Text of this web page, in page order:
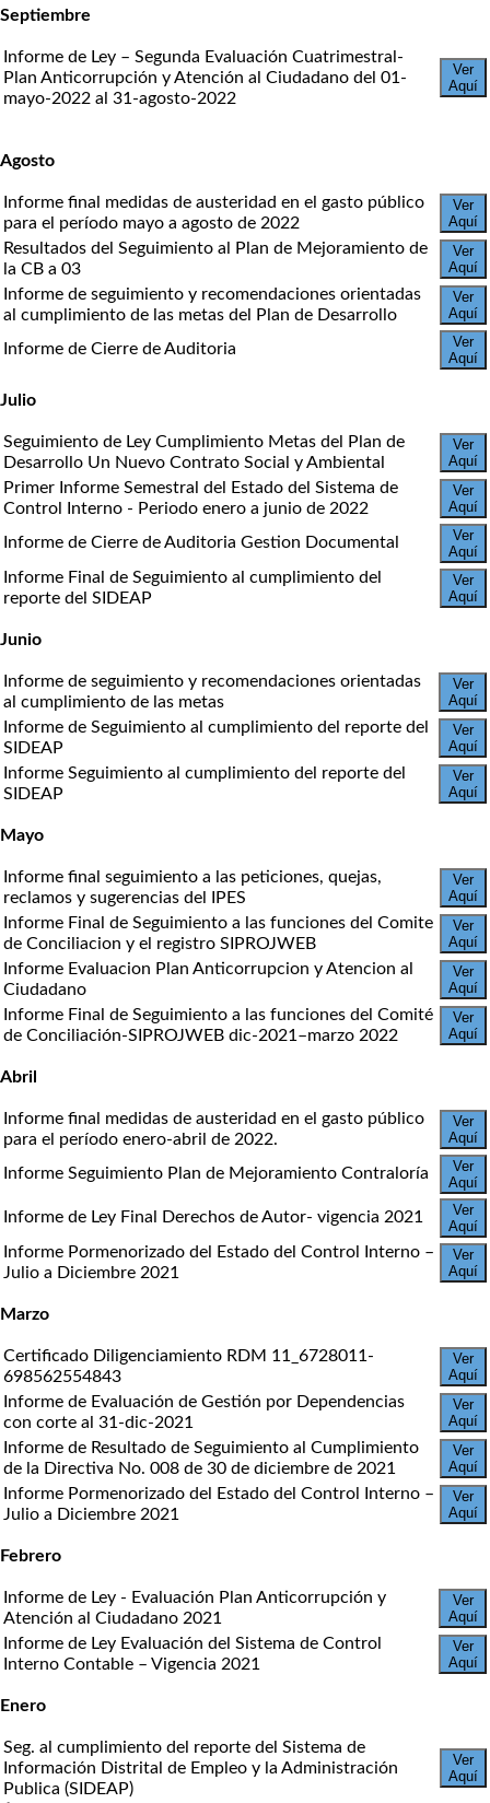
Septiembre
Informe de Ley – Segunda Evaluación Cuatrimestral-
Plan Anticorrupción y Atención al Ciudadano del 01-
mayo-2022 al 31-agosto-2022
Ver
Aquí
Agosto
Informe final medidas de austeridad en el gasto público
para el período mayo a agosto de 2022
Ver
Aquí
Resultados del Seguimiento al Plan de Mejoramiento de
la CB a 03
Ver
Aquí
Informe de seguimiento y recomendaciones orientadas
al cumplimiento de las metas del Plan de Desarrollo
Ver
Aquí
Informe de Cierre de Auditoria
Ver
Aquí
Julio
Seguimiento de Ley Cumplimiento Metas del Plan de
Desarrollo Un Nuevo Contrato Social y Ambiental
Ver
Aquí
Primer Informe Semestral del Estado del Sistema de
Control Interno - Periodo enero a junio de 2022
Ver
Aquí
Informe de Cierre de Auditoria Gestion Documental
Ver
Aquí
Informe Final de Seguimiento al cumplimiento del
reporte del SIDEAP
Ver
Aquí
Junio
Informe de seguimiento y recomendaciones orientadas
al cumplimiento de las metas
Ver
Aquí
Informe de Seguimiento al cumplimiento del reporte del
SIDEAP
Ver
Aquí
Informe Seguimiento al cumplimiento del reporte del
SIDEAP
Ver
Aquí
Mayo
Informe final seguimiento a las peticiones, quejas,
reclamos y sugerencias del IPES
Ver
Aquí
Informe Final de Seguimiento a las funciones del Comite
de Conciliacion y el registro SIPROJWEB
Ver
Aquí
Informe Evaluacion Plan Anticorrupcion y Atencion al
Ciudadano
Ver
Aquí
Informe Final de Seguimiento a las funciones del Comité
de Conciliación-SIPROJWEB dic-2021–marzo 2022
Ver
Aquí
Abril
Informe final medidas de austeridad en el gasto público
para el período enero-abril de 2022.
Ver
Aquí
Informe Seguimiento Plan de Mejoramiento Contraloría
Ver
Aquí
Informe de Ley Final Derechos de Autor- vigencia 2021
Ver
Aquí
Informe Pormenorizado del Estado del Control Interno –
Julio a Diciembre 2021
Ver
Aquí
Marzo
Certificado Diligenciamiento RDM 11_6728011-
698562554843
Ver
Aquí
Informe de Evaluación de Gestión por Dependencias
con corte al 31-dic-2021
Ver
Aquí
Informe de Resultado de Seguimiento al Cumplimiento
de la Directiva No. 008 de 30 de diciembre de 2021
Ver
Aquí
Informe Pormenorizado del Estado del Control Interno –
Julio a Diciembre 2021
Ver
Aquí
Febrero
Informe de Ley - Evaluación Plan Anticorrupción y
Atención al Ciudadano 2021
Ver
Aquí
Informe de Ley Evaluación del Sistema de Control
Interno Contable – Vigencia 2021
Ver
Aquí
Enero
Seg. al cumplimiento del reporte del Sistema de
Información Distrital de Empleo y la Administración
Publica (SIDEAP)
Ver
Aquí